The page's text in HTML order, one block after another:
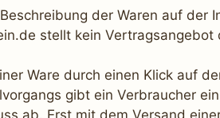
der Waren auf der
stellt kein Vertragsangebot
Ware durch einen Klick auf
gibt ein Verbraucher
ab. Erst mit dem Versand